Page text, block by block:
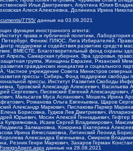
Илья Дмитриевич, Апухтина Юлия
Алеся Алексеевна, Долинина Ирина
7755/ данные на 03.09.2021
функции иностранного агента:
права и публичной политики,
Феникс ПЛЮС, Лига Избирателей,
поддержки и содействия развитию средств
ВМЕСТЕ, Благотворительный фонд охраны
Апрель, Самарская губерния, Эра здоровья,
группа, Женщины Евразии, Рязанский
гражданских инициатив и социального
учреждение Совета Министров северных
прессы - Сибирь, Фонд поддержки
прессы, Институт Развития Свободы
Туровский Александр Алексеевич,
Сергеевич, Писемский Евгений
Мальсагов Муса Асланович, Мошель Ирина
Романова Ольга Евгеньевна, Щаров
Александр Маркович, Пислакова-Паркер
Борисовна, Гудков Лев Дмитриевич,
Юрьевич, Мосин Алексей Геннадьевич,
Исаев Сергей Владимирович,
Залмановна, Кокорина Екатерина
Ирина Вячеславовна, Литинский Леонид
Александра Евгеньевна, Смирнов
Резник Генри Маркович, Захаров Герман
данные на 28.08.2021